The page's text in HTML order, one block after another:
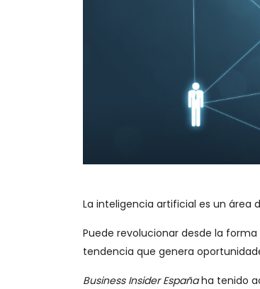
La inteligencia artificial es un área
Puede revolucionar desde la
tendencia que genera
Business Insider Españaha tenido